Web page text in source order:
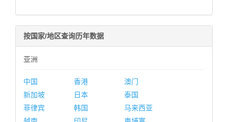
按国家/地区查询历年数据
亚洲
中国 香港
澳门
新加坡
日本
泰国
菲律宾
韩国
马来西亚